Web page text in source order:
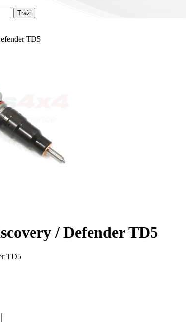
Traži
TD5
/ Defender TD5
TD5